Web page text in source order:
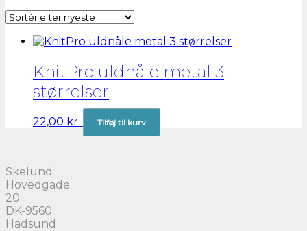
KnitPro uldnåle metal 3
størrelser
22,00 kr. Tilføj til kurv
Skelund
Hovedgade
20
DK-9560
Hadsund